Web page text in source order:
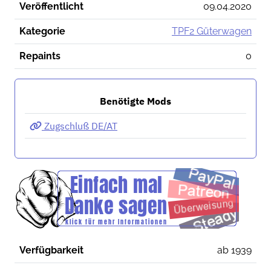
Veröffentlicht 09.04.2020
Kategorie TPF2 Güterwagen
Repaints 0
Benötigte Mods
Zugschluß DE/AT
Verfügbarkeit ab 1939